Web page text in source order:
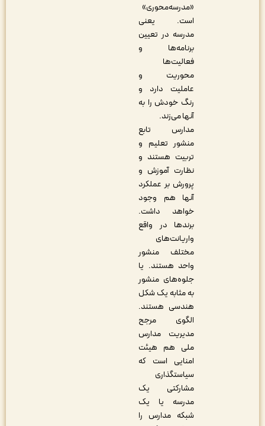
«مدرسه‌محوری»
است. یعنی
مدرسه در تعیین
برنامه‌ها و
فعالیت‌ها
محوریت و
عاملیت دارد و
رنگ خودش را به
آنها می‌زند.
مدارس تابع
منشور تعلیم و
تربیت هستند و
نظارت آموزش و
پرورش بر عملکرد
آنها هم وجود
خواهد داشت.
برندها در واقع
واریانت‌های
مختلف منشور
واحد هستند. یا
جلوه‌های منشور
به مثابه یک شکل
هندسی هستند.
الگوی مرجح
مدیریت مدارس
ملی هم هیئت
امنایی است که
سیاستگذاری
مشارکتی یک
مدرسه یا یک
شبکه مدارس را